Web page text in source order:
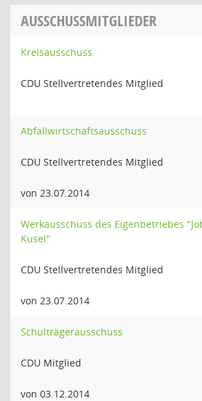
AUSSCHUSSMITGLIEDER
Kreisausschuss
CDU Stellvertretendes Mitglied
Abfallwirtschaftsausschuss
CDU Stellvertretendes Mitglied
von 23.07.2014
Werkausschuss des Eigenbetriebes
Kusel"
CDU Stellvertretendes Mitglied
von 23.07.2014
Schulträgerausschuss
CDU Mitglied
von 03.12.2014